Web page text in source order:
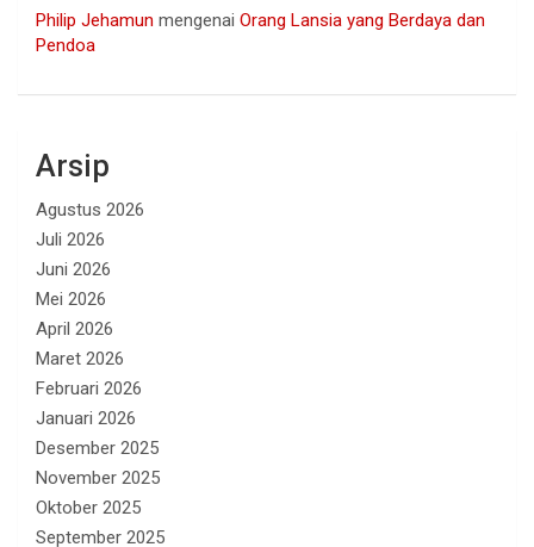
Philip Jehamun mengenai Orang Lansia yang Berdaya dan
Pendoa
Arsip
Agustus 2026
Juli 2026
Juni 2026
Mei 2026
April 2026
Maret 2026
Februari 2026
Januari 2026
Desember 2025
November 2025
Oktober 2025
September 2025